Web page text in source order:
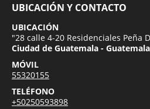
UBICACIÓN Y CONTACTO
UBICACIÓN
"28 calle 4-20 Residenciales Peña
Ciudad de Guatemala -
MÓVIL
55320155
TELÉFONO
+50250593898